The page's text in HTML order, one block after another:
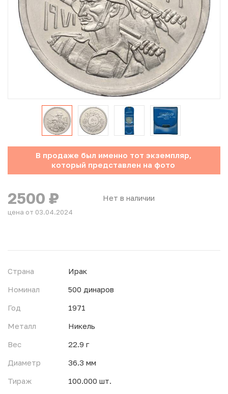
Юбилейные монеты Банка России (с 1999 года)
Памятные и инвестиционные монеты СССР и России
Иностранные монеты
Неофициальные выпуски монет (Unusual)
Античные и средневековые монеты
Наборы монет
Инвестиционные монеты
В продаже был именно тот экземпляр,
который представлен на фото
Нет в наличии
2500 ₽
цена от 03.04.2024
Страна
Ирак
Номинал
500 динаров
Год
1971
Металл
Никель
Вес
22.9 г
Диаметр
36.3 мм
Тираж
100.000 шт.